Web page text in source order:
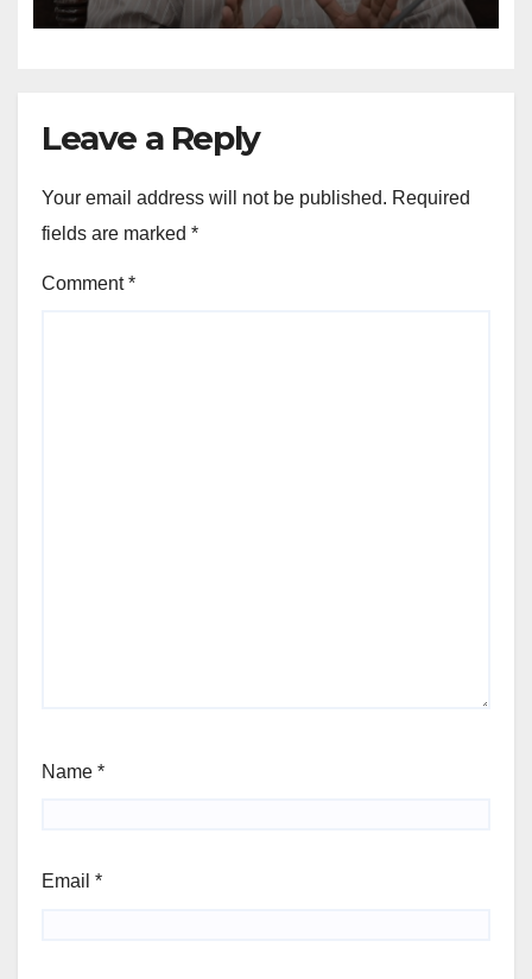
Leave a Reply
Your email address will not be published. Required
fields are marked *
Comment*
Name *
Email *